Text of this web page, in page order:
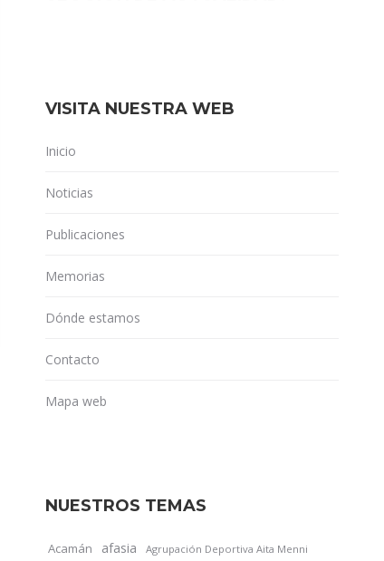
VISITA NUESTRA WEB
Inicio
Noticias
Publicaciones
Memorias
Dónde estamos
Contacto
Mapa web
NUESTROS TEMAS
Acamán afasia Agrupación Deportiva Aita Menni